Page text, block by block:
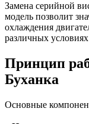
Замена серийной
модель позволит
охлаждения
различных
Принцип
Буханка
Основные